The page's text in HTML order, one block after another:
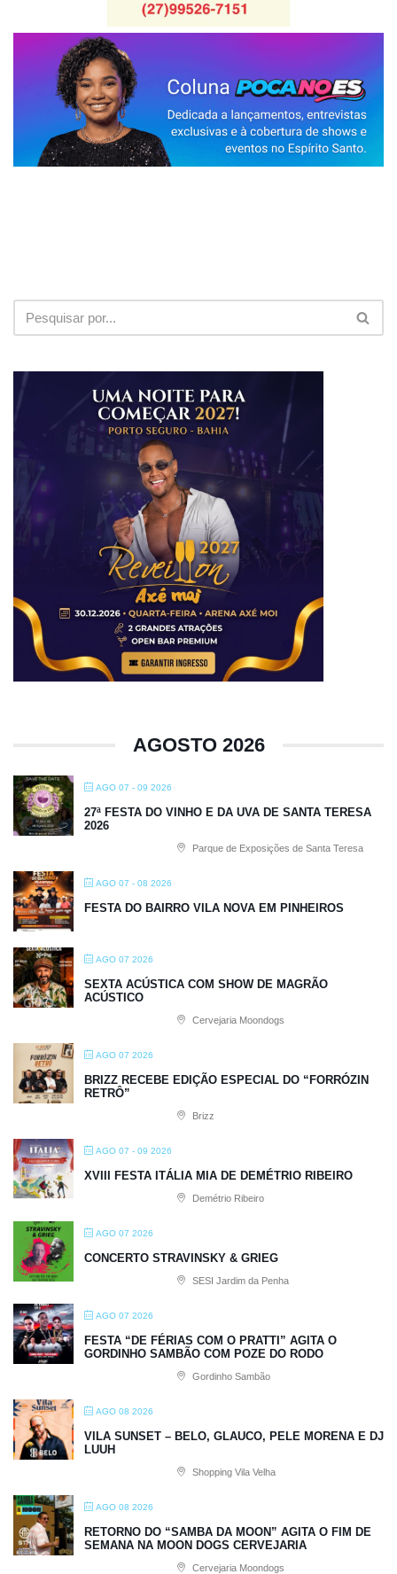
AGOSTO 2026
AGO 07 - 09 2026
27ª FESTA DO VINHO E DA UVA DE SANTA TERESA
2026
Parque de Exposições de Santa Teresa
AGO 07 - 08 2026
FESTA DO BAIRRO VILA NOVA EM PINHEIROS
AGO 07 2026
SEXTA ACÚSTICA COM SHOW DE MAGRÃO
ACÚSTICO
Cervejaria Moondogs
AGO 07 2026
BRIZZ RECEBE EDIÇÃO ESPECIAL DO “FORRÓZIN
RETRÔ”
Brizz
AGO 07 - 09 2026
XVIII FESTA ITÁLIA MIA DE DEMÉTRIO RIBEIRO
Demétrio Ribeiro
AGO 07 2026
CONCERTO STRAVINSKY & GRIEG
SESI Jardim da Penha
AGO 07 2026
FESTA “DE FÉRIAS COM O PRATTI” AGITA O
GORDINHO SAMBÃO COM POZE DO RODO
Gordinho Sambão
AGO 08 2026
VILA SUNSET – BELO, GLAUCO, PELE MORENA E DJ
LUUH
Shopping Vila Velha
AGO 08 2026
RETORNO DO “SAMBA DA MOON” AGITA O FIM DE
SEMANA NA MOON DOGS CERVEJARIA
Cervejaria Moondogs